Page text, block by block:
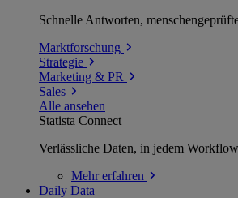
Schnelle Antworten,
Marktforschung
Strategie
Marketing & PR
Sales
Alle ansehen
Statista Connect
Verlässliche Daten, in jedem Workflow
Mehrerfahren
Daily Data